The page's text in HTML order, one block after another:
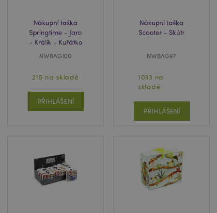
Nákupní taška
Springtime - Jaro
- Králík - Kuřátko
NWBAG100
215 na skladě
PŘIHLÁŠENÍ
Nákupní taška
Scooter - Skútr
NWBAG97
1033 na
skladě
PŘIHLÁŠENÍ
mage-messages
Adobe Inc.
www.puckator.cz